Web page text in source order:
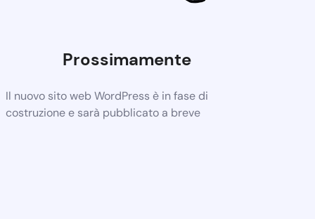
Prossimamente
Il nuovo sito web WordPress è in fase di
costruzione e sarà pubblicato a breve